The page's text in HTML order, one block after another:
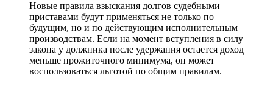
Новые правила взыскания долгов судебными
приставами будут применяться не только по
будущим, но и по действующим исполнительным
производствам. Если на момент вступления в силу
закона у должника после удержания остается доход
меньше прожиточного минимума, он может
воспользоваться льготой по общим правилам.